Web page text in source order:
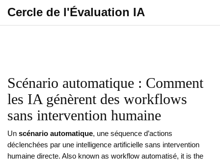
Cercle de l'Évaluation IA
Scénario automatique : Comment
les IA génèrent des workflows
sans intervention humaine
Un scénario automatique, une séquence d’actions
déclenchées par une intelligence artificielle sans intervention
humaine directe. Also known as workflow automatisé, it is the